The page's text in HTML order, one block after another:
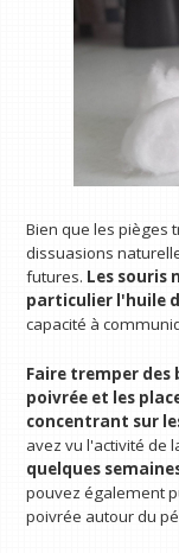
Bien que les pièges
dissuasions
futures. Les souris
particulier l'huile
capacité à
Faire tremper des
poivrée et les
concentrant sur
avez vu l'activité de
quelques
pouvez également
poivrée autour du